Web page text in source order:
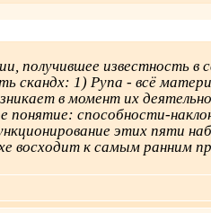
получившее известность в
скандх: 1) Рупа - всё
в момент их
способности-
этих пяти
восходит к самым ранним